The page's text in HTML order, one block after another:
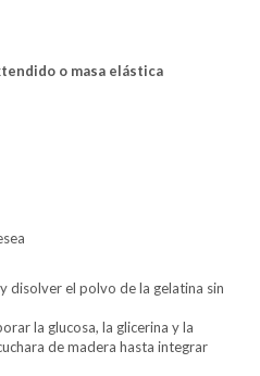
o masa elástica
disolver el polvo de la gelatina sin
la glucosa, la glicerina y la
de madera hasta integrar